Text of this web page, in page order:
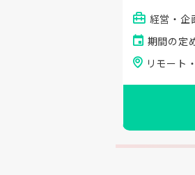
経営・企
期間の定
リモート